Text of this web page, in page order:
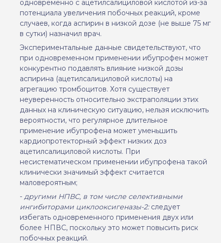
одновременно с ацетилсалициловой кислотой из-за
потенциала увеличения побочных реакций, кроме
случаев, когда аспирин в низкой дозе (не выше 75 мг
в сутки) назначил врач.
Экспериментальные данные свидетельствуют, что
при одновременном применении ибупрофен может
конкурентно подавлять влияние низкой дозы
аспирина (ацетилсалициловой кислоты) на
агрегацию тромбоцитов. Хотя существует
неуверенность относительно экстраполяции этих
данных на клиническую ситуацию, нельзя исключить
вероятности, что регулярное длительное
применение ибупрофена может уменьшить
кардиопротекторный эффект низких доз
ацетилсалициловой кислоты. При
несистематическом применении ибупрофена такой
клинически значимый эффект считается
маловероятным;
- другими НПВС, в том числе селективными
ингибиторами циклооксигеназы-2:следует
избегать одновременного применения двух или
более НПВС, поскольку это может повысить риск
побочных реакций.